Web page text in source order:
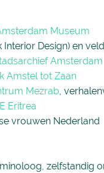
Museum
Design) en
Amsterdam
Amstel tot Zaan
Mezrab,
Eritrea
vrouwen Nederland
zelfstandig